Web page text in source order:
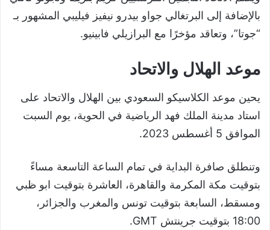
بالإضافة إلى البرتغالي جواو بيدرو نيفيز فيليبي المشهور بـ
“جوتا”، وتعاقد مؤخرًا مع البرازيلي فابينيو.
موعد الهلال والاتحاد
يحين موعد الكلاسيكو السعودي بين الهلال والاتحاد على
استاد مدينة الملك فهد الرياضية في الحوية، يوم السبت
الموافق 5 أغسطس 2023.
وتنطلق صافرة البداية في تمام الساعة التاسعة مساءً
بتوقيت مكة المكرمة والقاهرة، العاشرة بتوقيت ابو ظبي
ومسقط، السابعة بتوقيت تونس والمغرب والجزائر،
18:00 بتوقيت جرينتش GMT.